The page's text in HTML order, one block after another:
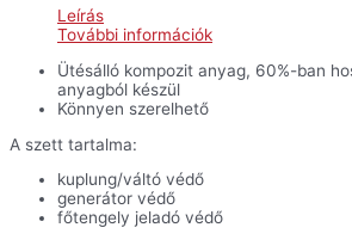
Leírás
További információk
Ütésálló kompozit anyag, 60%-ban
anyagból készül
Könnyen szerelhető
A szett tartalma:
kuplung/váltó védő
generátor védő
főtengely jeladó védő